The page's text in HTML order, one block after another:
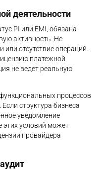
деятельности
PI или EMI, обязана
активность. Не
или отсутствие операций.
платежной
не ведет реальную
процессов
структура бизнеса
уведомление
этих условий может
провайдера